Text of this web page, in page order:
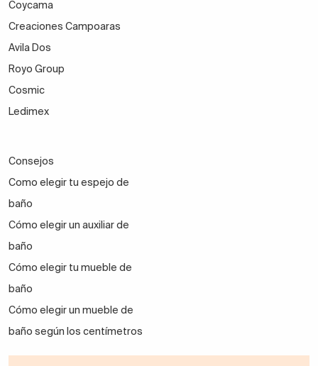
Coycama
Creaciones Campoaras
Avila Dos
Royo Group
Cosmic
Ledimex
Consejos
Como elegir tu espejo de
baño
Cómo elegir un auxiliar de
baño
Cómo elegir tu mueble de
baño
Cómo elegir un mueble de
baño según los centímetros